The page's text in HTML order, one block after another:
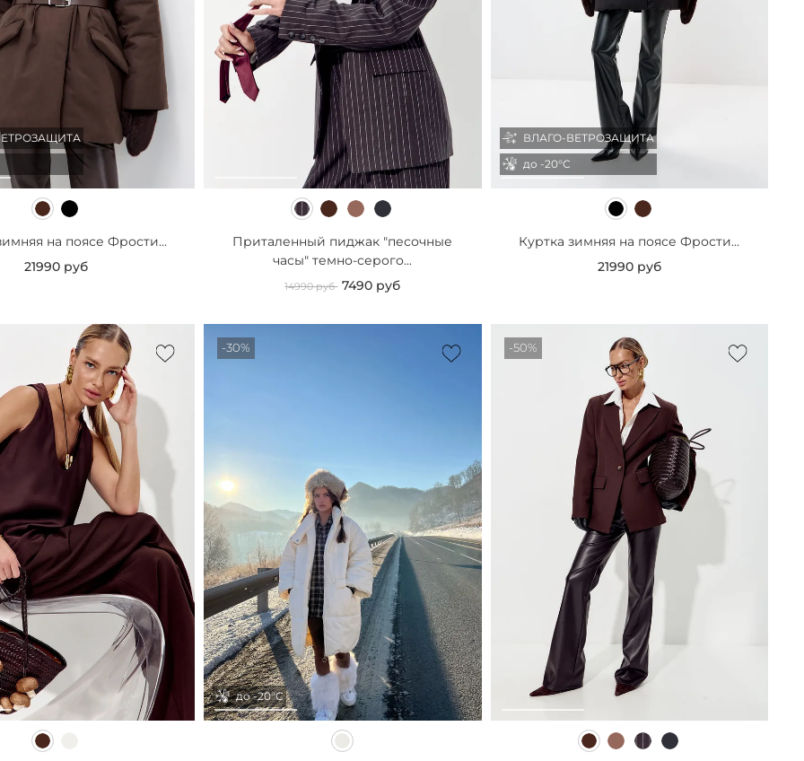
на поясе Фрости...
21990 руб
Приталенный пиджак "песочные
часы" темно-серого...
14990 руб 7490 руб
ВЛАГО-ВЕТРОЗАЩИТА
до -20°С
Куртка зимняя на поясе Фрости...
21990 руб
-30%
до -20°С
-50%